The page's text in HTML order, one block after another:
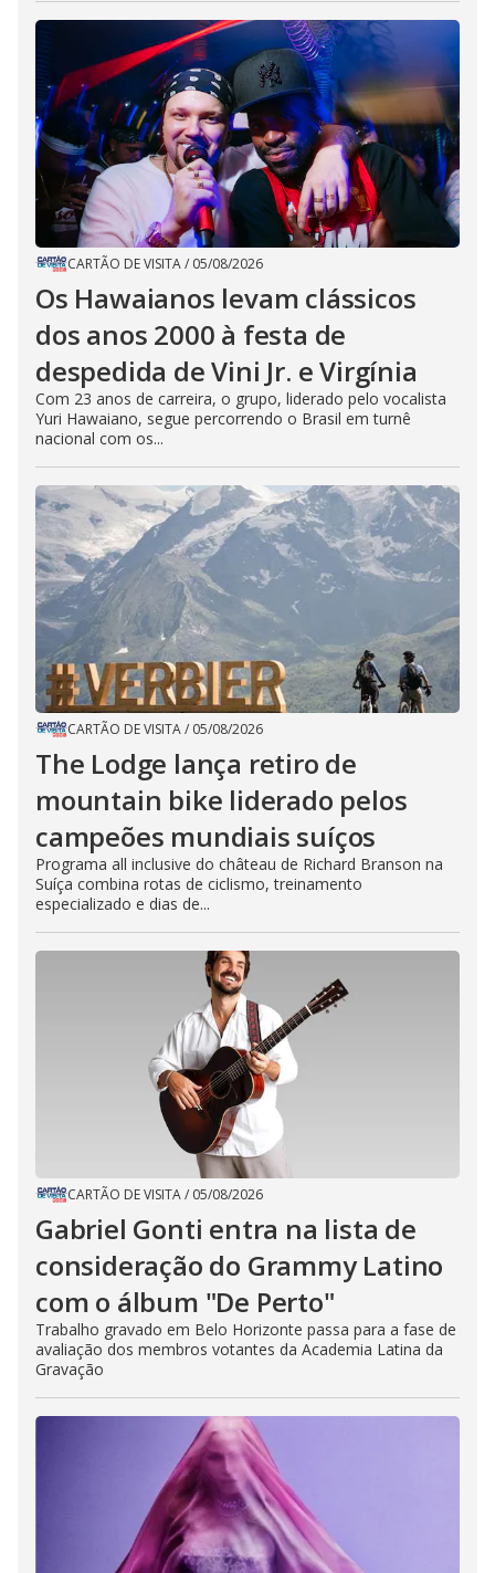
CARTÃO DE VISITA/ 05/08/2026
Os Hawaianos levam clássicos
dos anos 2000 à festa de
despedida de Vini Jr. e Virgínia
Com 23 anos de carreira, o grupo, liderado pelo vocalista
Yuri Hawaiano, segue percorrendo o Brasil em turnê
nacional com os...
CARTÃO DE VISITA/ 05/08/2026
The Lodge lança retiro de
mountain bike liderado pelos
campeões mundiais suíços
Programa all inclusive do château de Richard Branson na
Suíça combina rotas de ciclismo, treinamento
especializado e dias de...
CARTÃO DE VISITA/ 05/08/2026
Gabriel Gonti entra na lista de
consideração do Grammy Latino
com o álbum "De Perto"
Trabalho gravado em Belo Horizonte passa para a fase de
avaliação dos membros votantes da Academia Latina da
Gravação